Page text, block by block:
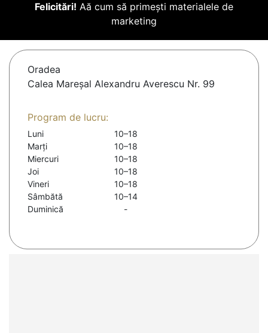
Felicitări! Aă cum să primești materialele de
marketing
Oradea
Calea Mareșal Alexandru Averescu Nr. 99
Program de lucru:
Luni
10–18
Marți
10–18
Miercuri
10–18
Joi
10–18
Vineri
10–18
Sâmbătă
10–14
Duminică
-